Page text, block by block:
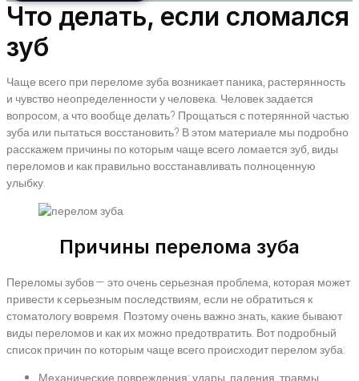
Что делать, если сломался
зуб
Чаще всего при переломе зуба возникает паника, растерянность
и чувство неопределенности у человека. Человек задается
вопросом, а что вообще делать? Прощаться с потерянной частью
зуба или пытаться восстановить? В этом материале мы подробно
расскажем причины по которым чаще всего ломается зуб, виды
переломов и как правильно восстанавливать полноценную
улыбку.
Причины перелома зуба
Переломы зубов — это очень серьезная проблема, которая может
привести к серьезным последствиям, если не обратиться к
стоматологу вовремя. Поэтому очень важно знать, какие бывают
виды переломов и как их можно предотвратить. Вот подробный
список причин по которым чаще всего происходит перелом зуба: